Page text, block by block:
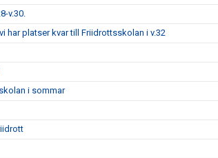
v.30.
har platser kvar till Friidrottsskolan i v.32
i sommar